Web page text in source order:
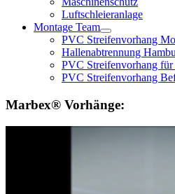
Luftschleieranlage
Montage Team
PVC Streifenvorhang
Hallenabtrennung
PVC Streifenvorhang
PVC Streifenvorhang
Marbex® Vorhänge: